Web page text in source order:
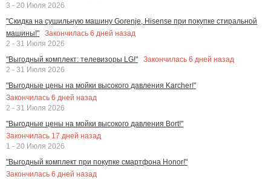
3 - 20 Июля 2026
"Скидка на сушильную машину Gorenje, Hisense при покупке стиральной
машины!"
Закончилась 6 дней назад
2 - 31 Июля 2026
"Выгодный комплект: телевизоры LG!"
Закончилась 6 дней назад
2 - 31 Июля 2026
"Выгодные цены на мойки высокого давления Karcher!"
Закончилась 6 дней назад
2 - 31 Июля 2026
"Выгодные цены на мойки высокого давления Bort!"
Закончилась 17 дней назад
1 - 20 Июля 2026
"Выгодный комплект при покупке смартфона Honor!"
Закончилась 6 дней назад